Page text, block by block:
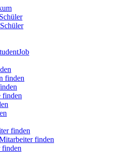
finden
finden
finden
finden